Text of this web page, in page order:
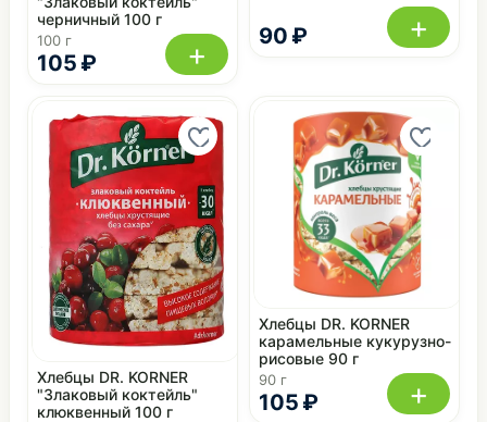
105 ₽
черничный 100 г
100 г +
90 ₽ +
Хлебцы DR. KORNER
"Злаковый коктейль"
клюквенный 100 г
105 ₽
Хлебцы DR. KORNER
карамельные кукурузно-
рисовые 90 г
90 г +